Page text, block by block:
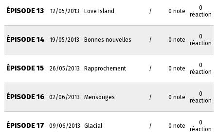
ÉPISODE 13 12/05/2013 Love Island / 0 note
0
réaction
ÉPISODE 14 19/05/2013 Bonnes nouvelles / 0 note
0
réaction
ÉPISODE 15 26/05/2013 Rapprochement / 0 note
0
réaction
ÉPISODE 16 02/06/2013 Mensonges / 0 note
0
réaction
ÉPISODE 17 09/06/2013 Glacial / 0 note
0
réaction